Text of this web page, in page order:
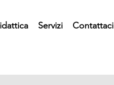
Servizi Contattaci